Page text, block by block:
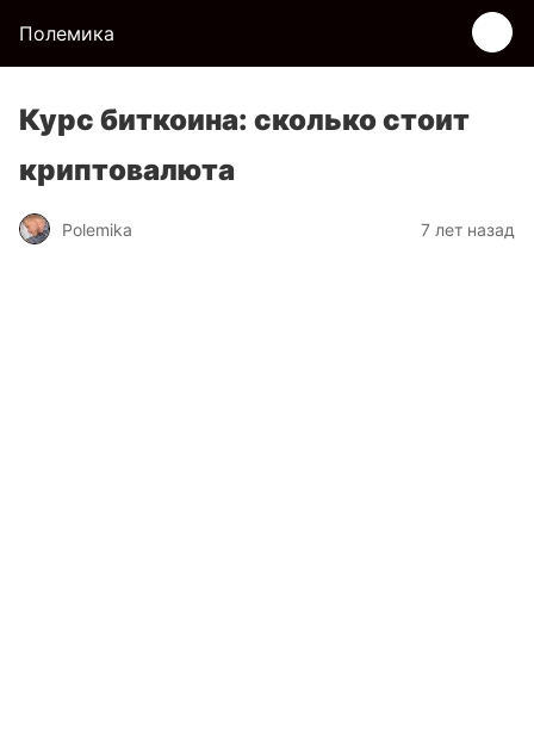
Полемика
Курс биткоина: сколько стоит
криптовалюта
Polemika 7 лет назад